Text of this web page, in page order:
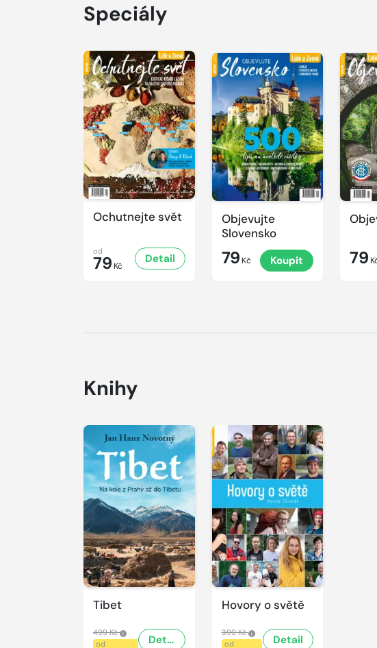
Speciály
Ochutnejte svět
od
79 Kč
Detail
Objevujte
Slovensko
79 Kč Koupit 79
Knihy
Tibet
499 Kč
od
Detail
Hovory o světě
399 Kč
od
Detail